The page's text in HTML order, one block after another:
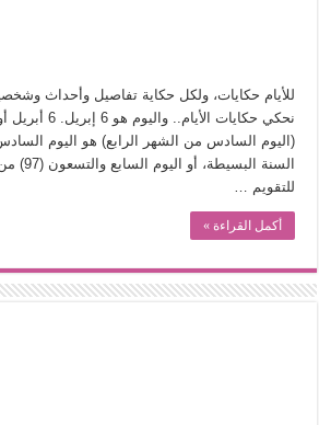
يوم شاهدت زينات صدقي على المسرح وسرحت!
للأيام حكايات، ولكل حكاية تفاصيل وأحداث
السنة
للتقويم …
أكمل القراءة »